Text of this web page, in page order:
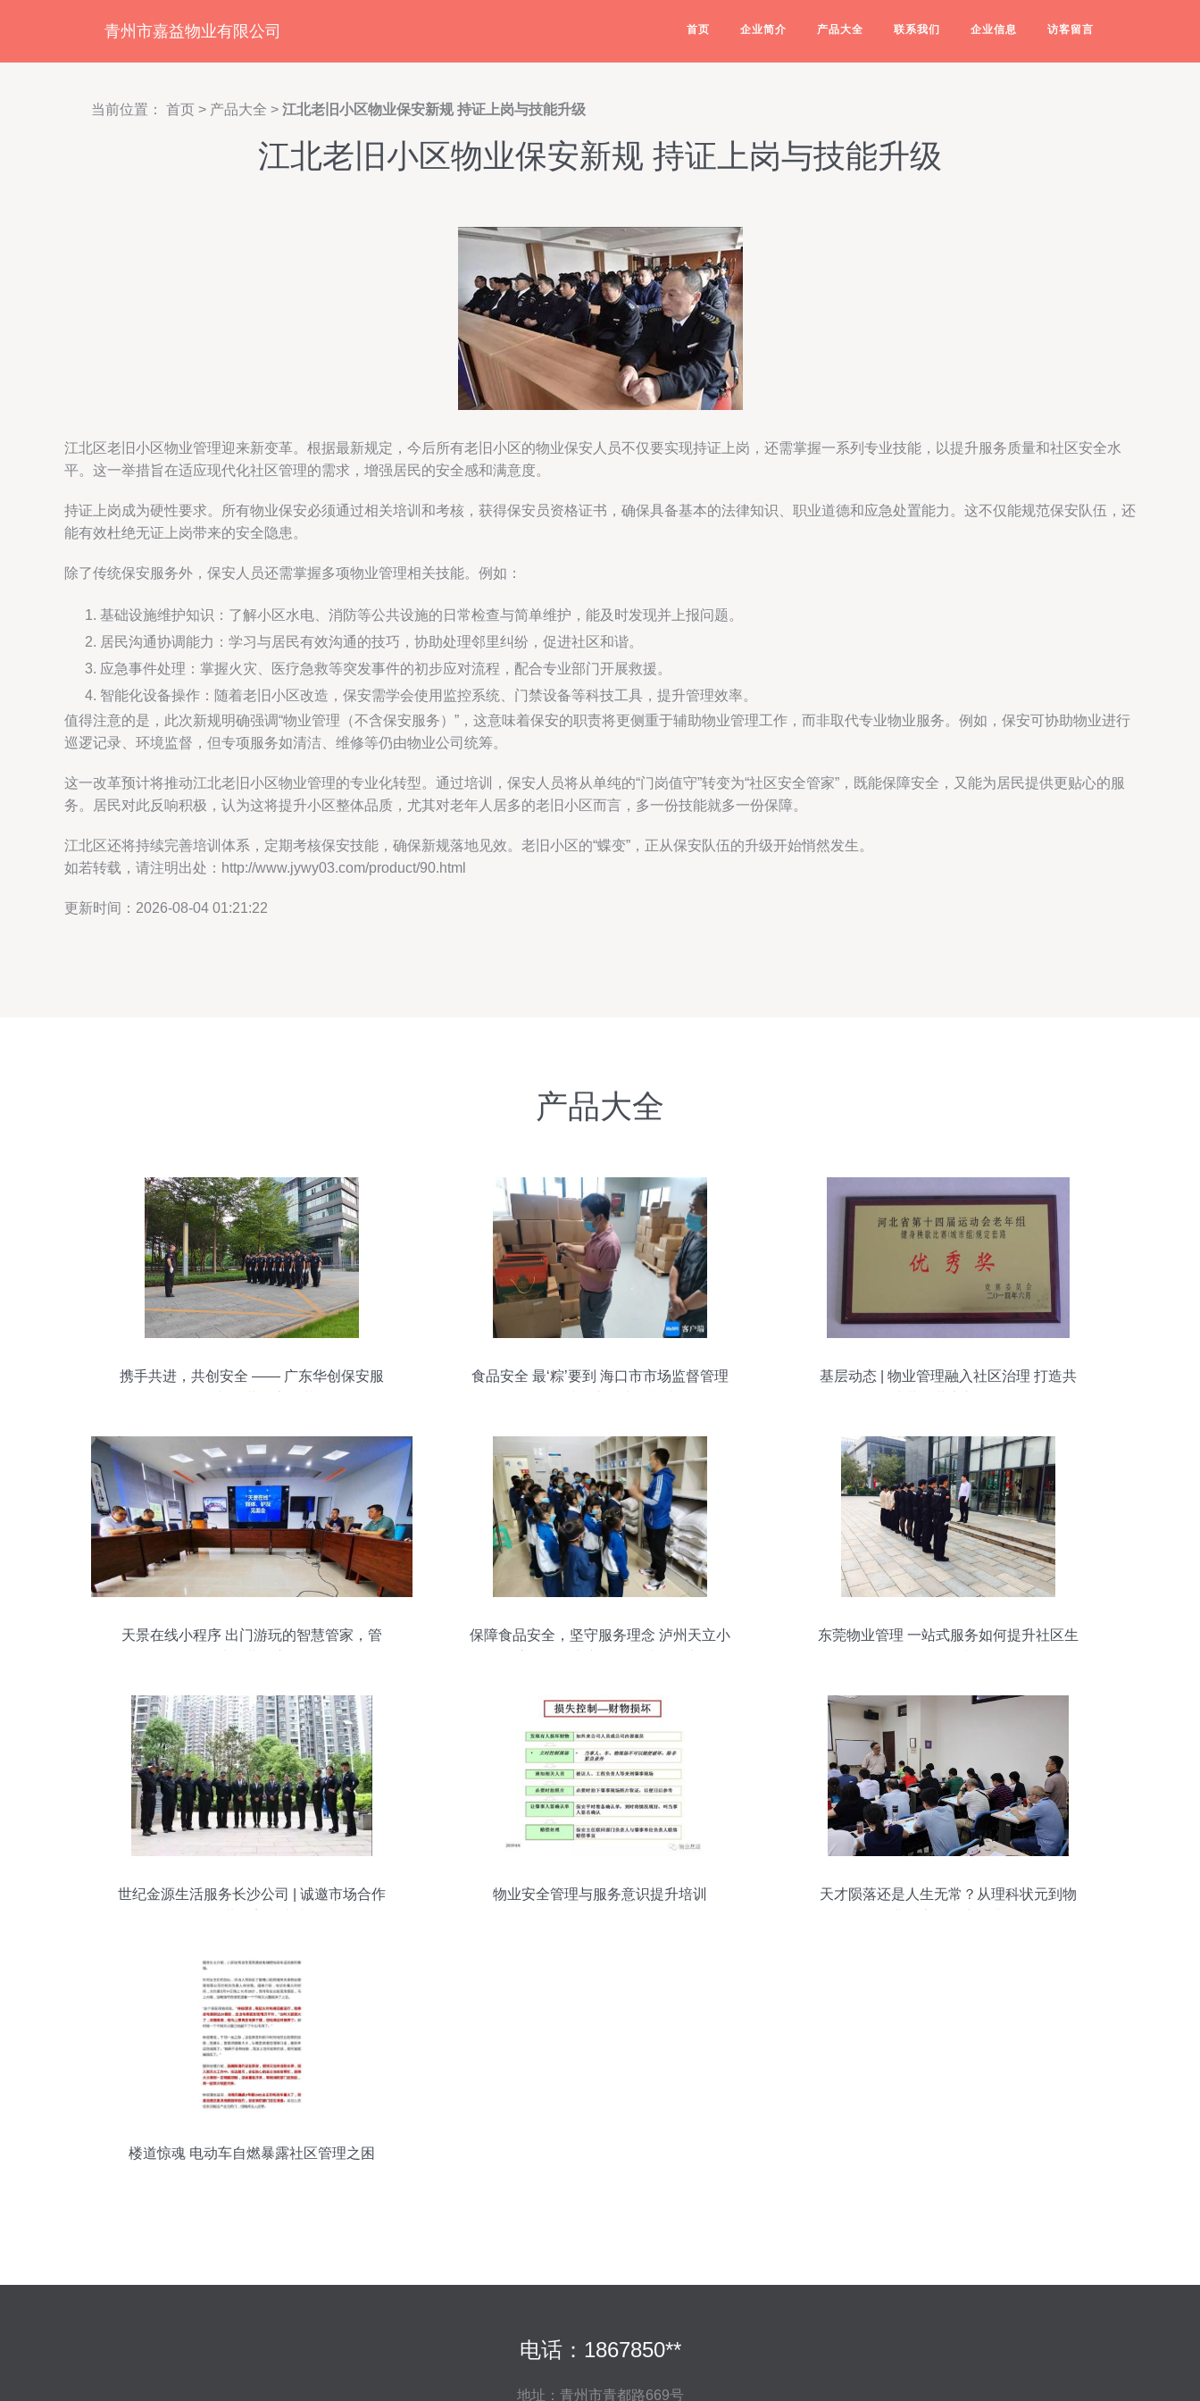
青州市嘉益物业有限公司 首页 企业简介 产品大全 联系我们 企业信息 访客留言
当前位置： 首页 > 产品大全 > 江北老旧小区物业保安新规 持证上岗与技能升级
江北老旧小区物业保安新规 持证上岗与技能升级
江北区老旧小区物业管理迎来新变革。根据最新规定，今后所有老旧小区的物业保安人员不仅要实现持证上岗，还需掌握一系列专业技能，以提升服务质量和社区安全水
平。这一举措旨在适应现代化社区管理的需求，增强居民的安全感和满意度。
持证上岗成为硬性要求。所有物业保安必须通过相关培训和考核，获得保安员资格证书，确保具备基本的法律知识、职业道德和应急处置能力。这不仅能规范保安队伍，还
能有效杜绝无证上岗带来的安全隐患。
除了传统保安服务外，保安人员还需掌握多项物业管理相关技能。例如：
基础设施维护知识：了解小区水电、消防等公共设施的日常检查与简单维护，能及时发现并上报问题。
居民沟通协调能力：学习与居民有效沟通的技巧，协助处理邻里纠纷，促进社区和谐。
应急事件处理：掌握火灾、医疗急救等突发事件的初步应对流程，配合专业部门开展救援。
智能化设备操作：随着老旧小区改造，保安需学会使用监控系统、门禁设备等科技工具，提升管理效率。
值得注意的是，此次新规明确强调“物业管理（不含保安服务）”，这意味着保安的职责将更侧重于辅助物业管理工作，而非取代专业物业服务。例如，保安可协助物业进行
巡逻记录、环境监督，但专项服务如清洁、维修等仍由物业公司统筹。
这一改革预计将推动江北老旧小区物业管理的专业化转型。通过培训，保安人员将从单纯的“门岗值守”转变为“社区安全管家”，既能保障安全，又能为居民提供更贴心的服
务。居民对此反响积极，认为这将提升小区整体品质，尤其对老年人居多的老旧小区而言，多一份技能就多一份保障。
江北区还将持续完善培训体系，定期考核保安技能，确保新规落地见效。老旧小区的“蝶变”，正从保安队伍的升级开始悄然发生。
如若转载，请注明出处：http://www.jywy03.com/product/90.html
更新时间：2026-08-04 01:21:22
产品大全
携手共进，共创安全 —— 广东华创保安服
食品安全 最‘粽’要到 海口市市场监督管理
基层动态 | 物业管理融入社区治理 打造共
天景在线小程序 出门游玩的智慧管家，管
保障食品安全，坚守服务理念 泸州天立小
东莞物业管理 一站式服务如何提升社区生
世纪金源生活服务长沙公司 | 诚邀市场合作
物业安全管理与服务意识提升培训
天才陨落还是人生无常？从理科状元到物
楼道惊魂 电动车自燃暴露社区管理之困
电话：1867850**
地址：青州市青都路669号